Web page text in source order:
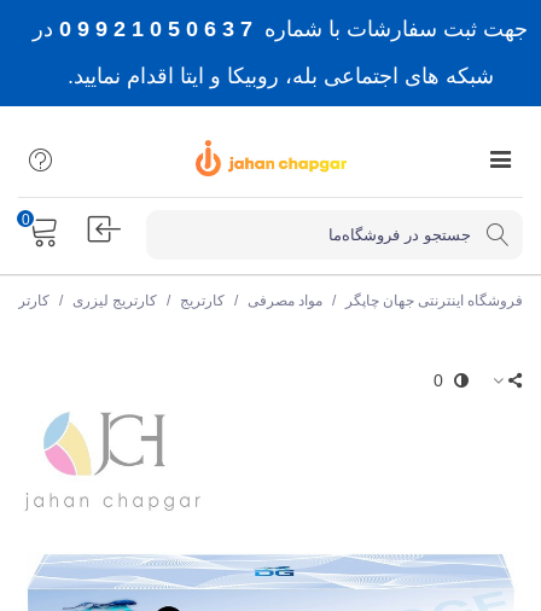
جهت ثبت سفارشات با شماره 7 3 6 0 5 0 1 2 9 9 0
در
شبکه های اجتماعی بله، روبیکا و ایتا اقدام نمایید.
0
فروشگاه اینترنتی جهان چاپگر / مواد مصرفی / کارتریج / کارتریج لیزری /
0